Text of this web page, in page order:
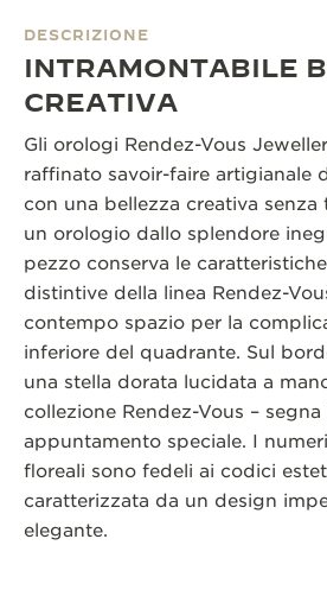
DESCRIZIONE
INTRAMONTABILE
CREATIVA
Gli orologi Rendez-Vous
raffinato savoir-faire artigianale
con una bellezza creativa
un orologio dallo splendore
pezzo conserva le
distintive della linea Rendez-
contempo spazio per la
inferiore del quadrante. Sul
una stella dorata lucidata a
collezione Rendez-Vous – segna
appuntamento speciale. I
floreali sono fedeli ai codici
caratterizzata da un design
elegante.